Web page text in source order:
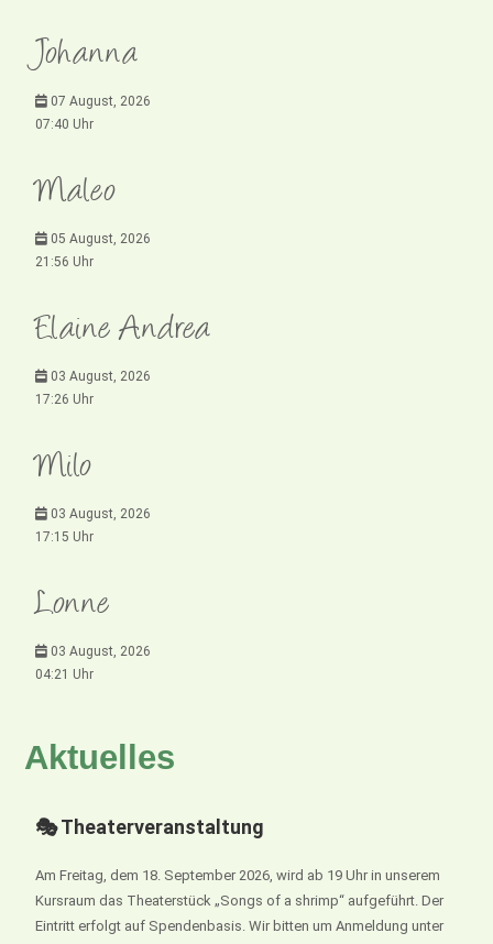
Johanna
07 August, 2026
07:40 Uhr
Maleo
05 August, 2026
21:56 Uhr
Elaine Andrea
03 August, 2026
17:26 Uhr
Milo
03 August, 2026
17:15 Uhr
Lonne
03 August, 2026
04:21 Uhr
Aktuelles
🎭 Theaterveranstaltung
Am Freitag, dem 18. September 2026, wird ab 19 Uhr in unserem
Kursraum das Theaterstück „Songs of a shrimp“ aufgeführt. Der
Eintritt erfolgt auf Spendenbasis. Wir bitten um Anmeldung unter